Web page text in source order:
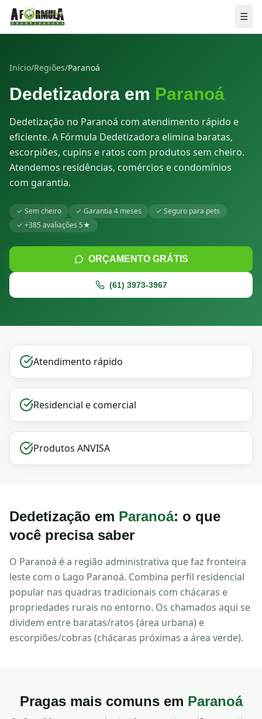
Pular para o conteúdo
☰
Início/Regiões/Paranoá
Dedetizadora em Paranoá
Dedetização no Paranoá com atendimento rápido e
eficiente. A Fórmula Dedetizadora elimina baratas,
escorpiões, cupins e ratos com produtos sem cheiro.
Atendemos residências, comércios e condomínios
com garantia.
✓ Sem cheiro ✓ Garantia 4 meses ✓ Seguro para pets
✓ +385 avaliações 5★
ORÇAMENTO GRÁTIS
(61) 3973-3967
Atendimento rápido
Residencial e comercial
Produtos ANVISA
Dedetização em Paranoá: o que
você precisa saber
O Paranoá é a região administrativa que faz fronteira
leste com o Lago Paranoá. Combina perfil residencial
popular nas quadras tradicionais com chácaras e
propriedades rurais no entorno. Os chamados aqui se
dividem entre baratas/ratos (área urbana) e
escorpiões/cobras (chácaras próximas a área verde).
Pragas mais comuns em Paranoá